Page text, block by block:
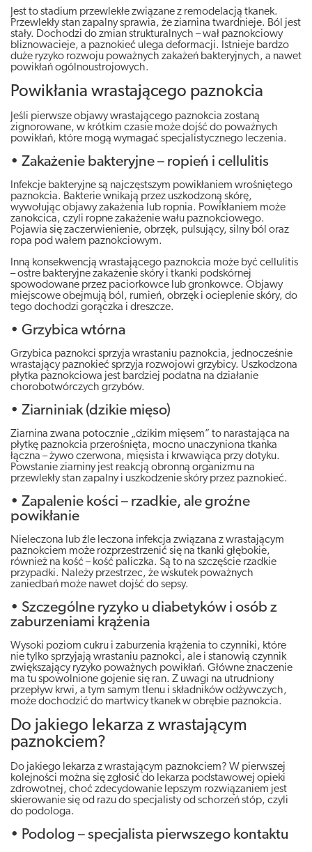
Jest to stadium przewlekłe związane z remodelacją tkanek.
Przewlekły stan zapalny sprawia, że ziarnina twardnieje. Ból jest
stały. Dochodzi do zmian strukturalnych – wał paznokciowy
bliznowacieje, a paznokieć ulega deformacji. Istnieje bardzo
duże ryzyko rozwoju poważnych zakażeń bakteryjnych, a nawet
powikłań ogólnoustrojowych.
Powikłania wrastającego paznokcia
Jeśli pierwsze objawy wrastającego paznokcia zostaną
zignorowane, w krótkim czasie może dojść do poważnych
powikłań, które mogą wymagać specjalistycznego leczenia.
• Zakażenie bakteryjne – ropień i cellulitis
Infekcje bakteryjne są najczęstszym powikłaniem wrośniętego
paznokcia. Bakterie wnikają przez uszkodzoną skórę,
wywołując objawy zakażenia lub ropnia. Powikłaniem może
zanokcica, czyli ropne zakażenie wału paznokciowego.
Pojawia się zaczerwienienie, obrzęk, pulsujący, silny ból oraz
ropa pod wałem paznokciowym.
Inną konsekwencją wrastającego paznokcia może być cellulitis
– ostre bakteryjne zakażenie skóry i tkanki podskórnej
spowodowane przez paciorkowce lub gronkowce. Objawy
miejscowe obejmują ból, rumień, obrzęk i ocieplenie skóry, do
tego dochodzi gorączka i dreszcze.
• Grzybica wtórna
Grzybica paznokci sprzyja wrastaniu paznokcia, jednocześnie
wrastający paznokieć sprzyja rozwojowi grzybicy. Uszkodzona
płytka paznokciowa jest bardziej podatna na działanie
chorobotwórczych grzybów.
• Ziarniniak (dzikie mięso)
Ziarnina zwana potocznie „dzikim mięsem” to narastająca na
płytkę paznokcia przerośnięta, mocno unaczyniona tkanka
łączna – żywo czerwona, mięsista i krwawiąca przy dotyku.
Powstanie ziarniny jest reakcją obronną organizmu na
przewlekły stan zapalny i uszkodzenie skóry przez paznokieć.
• Zapalenie kości – rzadkie, ale groźne
powikłanie
Nieleczona lub źle leczona infekcja związana z wrastającym
paznokciem może rozprzestrzenić się na tkanki głębokie,
również na kość – kość paliczka. Są to na szczęście rzadkie
przypadki. Należy przestrzec, że wskutek poważnych
zaniedbań może nawet dojść do sepsy.
• Szczególne ryzyko u diabetyków i osób z
zaburzeniami krążenia
Wysoki poziom cukru i zaburzenia krążenia to czynniki, które
nie tylko sprzyjają wrastaniu paznokci, ale i stanowią czynnik
zwiększający ryzyko poważnych powikłań. Główne znaczenie
ma tu spowolnione gojenie się ran. Z uwagi na utrudniony
przepływ krwi, a tym samym tlenu i składników odżywczych,
może dochodzić do martwicy tkanek w obrębie paznokcia.
Do jakiego lekarza z wrastającym
paznokciem?
Do jakiego lekarza z wrastającym paznokciem? W pierwszej
kolejności można się zgłosić do lekarza podstawowej opieki
zdrowotnej, choć zdecydowanie lepszym rozwiązaniem jest
skierowanie się od razu do specjalisty od schorzeń stóp, czyli
do podologa.
• Podolog – specjalista pierwszego kontaktu